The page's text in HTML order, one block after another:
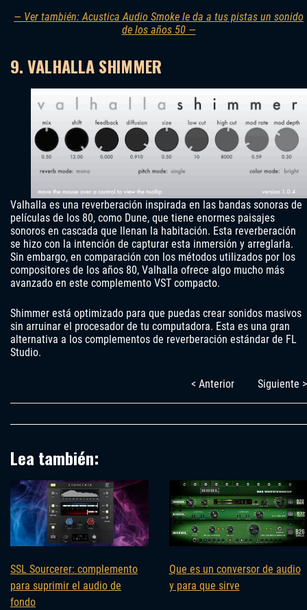
— Ver también: Acustica Audio Smoke le da a tus pistas un sonido
de los años 50 —
9. VALHALLA SHIMMER
Valhalla es una reverberación inspirada en las bandas sonoras de
películas de los 80, como Dune, que tiene enormes paisajes
sonoros en cascada que llenan la habitación. Esta reverberación
se hizo con la intención de capturar esta inmersión y arreglarla.
Sin embargo, en comparación con los métodos utilizados por los
compositores de los años 80, Valhalla ofrece algo mucho más
avanzado en este complemento VST compacto.
Shimmer está optimizado para que puedas crear sonidos masivos
sin arruinar el procesador de tu computadora. Esta es una gran
alternativa a los complementos de reverberación estándar de FL
Studio.
< Anterior Siguiente >
Lea también:
SSL Sourcerer: complemento
para suprimir el audio de
fondo
Que es un conversor de audio
y para que sirve